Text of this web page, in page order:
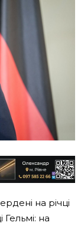
на річці
Гельмі: на